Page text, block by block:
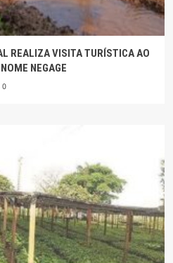
REALIZA VISITA TURÍSTICA AO
NEGAGE
0